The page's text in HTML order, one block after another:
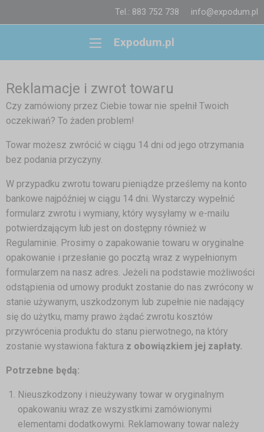
Tel.: 883 752 738 info@expodum.pl
Expodum.pl
Reklamacje i zwrot towaru
Czy zamówiony przez Ciebie towar nie spełnił Twoich
oczekiwań? To żaden problem!
Towar możesz zwrócić w ciągu 14 dni od jego otrzymania
bez podania przyczyny.
W przypadku zwrotu towaru pieniądze prześlemy na konto
bankowe najpóźniej w ciągu 14 dni. Wystarczy wypełnić
formularz zwrotu i wymiany, który wysyłamy w e-mailu
potwierdzającym lub jest on dostępny również w
Regulaminie. Prosimy o zapakowanie towaru w oryginalne
opakowanie i przesłanie go pocztą wraz z wypełnionym
formularzem na nasz adres. Jeżeli na podstawie możliwości
odstąpienia od umowy produkt zostanie do nas zwrócony w
stanie używanym, uszkodzonym lub zupełnie nie nadający
się do użytku, mamy prawo żądać zwrotu kosztów
przywrócenia produktu do stanu pierwotnego, na który
zostanie wystawiona faktura z obowiązkiem jej zapłaty.
Potrzebne będą:
Nieuszkodzony i nieużywany towar w oryginalnym
opakowaniu wraz ze wszystkimi zamówionymi
elementami dodatkowymi. Reklamowany towar należy